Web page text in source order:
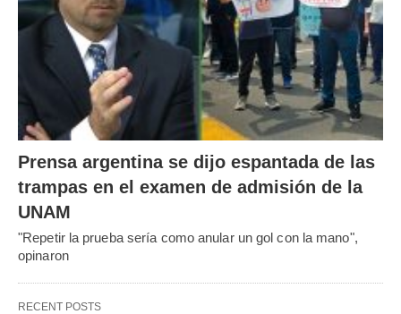
Prensa argentina se dijo espantada de las
trampas en el examen de admisión de la
UNAM
"Repetir la prueba sería como anular un gol con la mano",
opinaron
RECENT POSTS